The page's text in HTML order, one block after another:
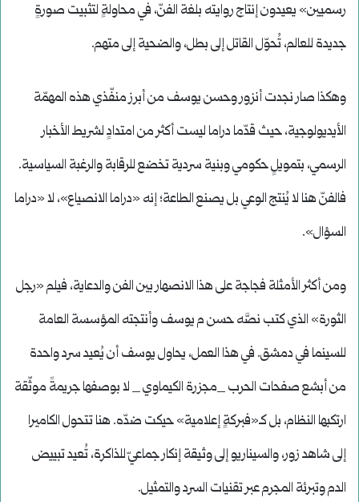
رسميين» يعيدون إنتاج روايته بلغة الفنّ، في محاولةٍ لتثبيت صورةٍ
جديدة للعالم، تُحوّل القاتل إلى بطل، والضحية إلى متهم.
وهكذا صار نجدت أنزور وحسن يوسف من أبرز منفّذي هذه المهمّة
الأيديولوجية، حيث قدّما دراما ليست أكثر من امتدادٍ لشريط الأخبار
الرسمي، بتمويلٍ حكومي وبنية سردية تخضع للرقابة والرغبة السياسية.
فالفنّ هنا لا يُنتج الوعي بل يصنع الطاعة؛ إنه «دراما الانصياع»، لا «دراما
السؤال».
ومن أكثر الأمثلة فجاجة على هذا الانصهار بين الفن والدعاية، فيلم «رجل
الثورة» الذي كتب نصَّه حسن م يوسف وأنتجته المؤسسة العامة
للسينما في دمشق. في هذا العمل، يحاول يوسف أن يُعيد سرد واحدة
من أبشع صفحات الحرب _مجزرة الكيماوي _ لا بوصفها جريمةً موثّقة
ارتكبها النظام، بل كـ«فبركةٍ إعلامية» حيكت ضدّه. هنا تتحول الكاميرا
إلى شاهد زور، والسيناريو إلى وثيقة إنكار جماعيّ للذاكرة، تُعيد تبييض
الدم وتبرئة المجرم عبر تقنيات السرد والتمثيل.